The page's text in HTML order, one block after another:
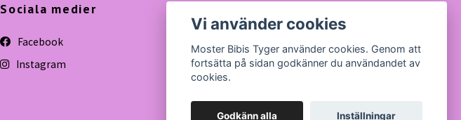
Sociala medier
Facebook
Instagram
Vi använder cookies
Moster Bibis Tyger använder cookies. Genom att
fortsätta på sidan godkänner du användandet av
cookies.
Godkänn alla Inställningar